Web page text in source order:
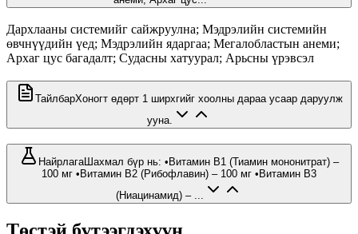
Дархлааны системийг сайжруулна; Мэдрэлийн системийн
өвчнүүдийн үед; Мэдрэлийн ядаргаа; Мегалобластын анеми;
Архаг цус багадалт; Судасны хатуурал; Арьсны үрэвсэл
ТайлбарХоногт өдөрт 1 ширхгийг хоолны дараа усаар даруулж
ууна.
НайрлагаШахмал бүр нь: •Витамин В1 (Тиамин мононитрат) –
100 мг •Витамин В2 (Рибофлавин) – 100 мг •Витамин B3
(Ниацинамид) – ...
Төстэй бүтээгдэхүүн